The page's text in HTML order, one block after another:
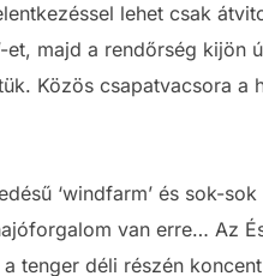
lehet csak
majd a rendőrség kijön
Közös csapatvacsora a
‘windfarm’ és sok-
van erre… Az
tenger déli részén